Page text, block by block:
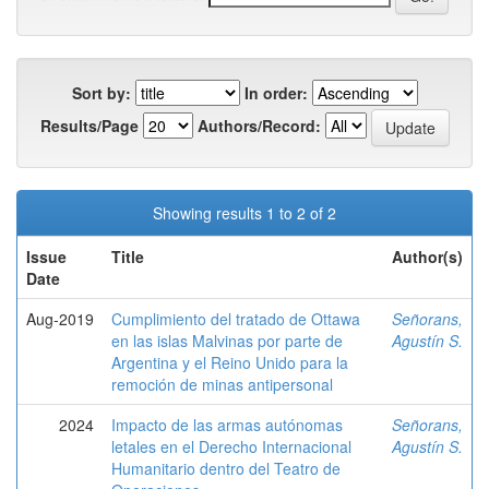
Sort by:
In order:
Results/Page
Authors/Record:
Showing results 1 to 2 of 2
Issue
Date
Title Author(s)
Aug-2019
Cumplimiento del tratado de Ottawa
en las islas Malvinas por parte de
Argentina y el Reino Unido para la
remoción de minas antipersonal
Señorans,
Agustín S.
2024
Impacto de las armas autónomas
letales en el Derecho Internacional
Humanitario dentro del Teatro de
Señorans,
Agustín S.